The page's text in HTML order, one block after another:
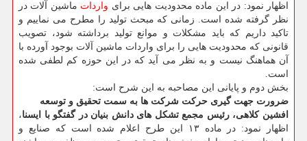
اظهار نمود: در این ماده محدودیت هایی برای واردات ماشین آلات در
نظر گرفته شده است. زمانی که مبحث تولید را مطرح می نماییم و
تاکید داریم که باید مشکلات و موانع تولید برداشته شود، تصویب
قانونی که محدودیت هایی را برای واردات ماشین آلات بوجود آورده با
آن هماهنگ نیست و به نظر می آید که در این حوزه کم لطفی شده
است.
بخش دوم و پایانی این مصاحبه به این شرح است:
ضرورت جهت گیری حرکت شرکت ها به سمت تحقیق و توسعه
افشین کلاهی، رئیس مجمع تشکل های دانش بنیان در گفتگو با ایسنا،
اظهار نمود: در ماده ۱۳ این طرح اعلام شده است که صنایع و